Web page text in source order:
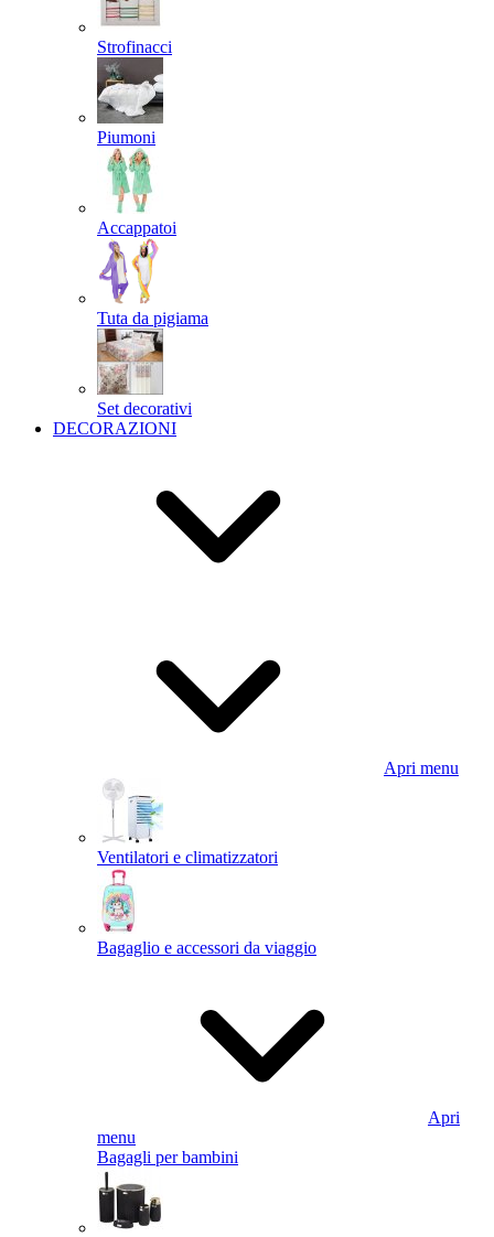
Strofinacci
Piumoni
Accappatoi
Tuta da pigiama
Set decorativi
DECORAZIONI
Apri menu
Ventilatori e climatizzatori
Bagaglio e accessori da viaggio
Apri
menu
Bagagli per bambini